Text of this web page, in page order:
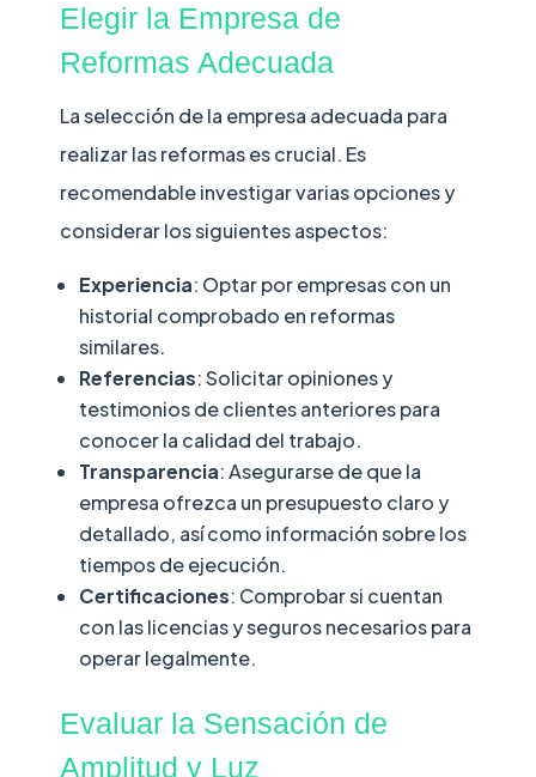
Elegir la Empresa de
Reformas Adecuada
La selección de la empresa adecuada para
realizar las reformas es crucial. Es
recomendable investigar varias opciones y
considerar los siguientes aspectos:
Experiencia: Optar por empresas con un
historial comprobado en reformas
similares.
Referencias: Solicitar opiniones y
testimonios de clientes anteriores para
conocer la calidad del trabajo.
Transparencia: Asegurarse de que la
empresa ofrezca un presupuesto claro y
detallado, así como información sobre los
tiempos de ejecución.
Certificaciones: Comprobar si cuentan
con las licencias y seguros necesarios para
operar legalmente.
Evaluar la Sensación de
Amplitud y Luz